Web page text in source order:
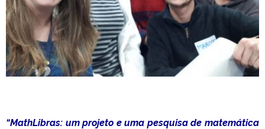
“MathLibras: um projeto e uma pesquisa de matemática